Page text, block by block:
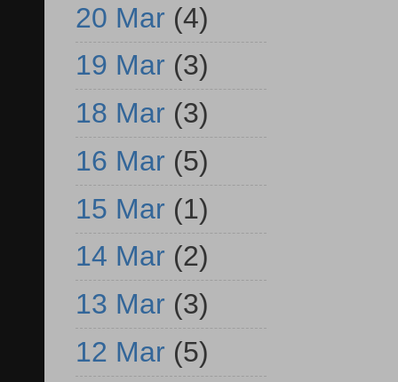
20 Mar (4)
19 Mar (3)
18 Mar (3)
16 Mar (5)
15 Mar (1)
14 Mar (2)
13 Mar (3)
12 Mar (5)